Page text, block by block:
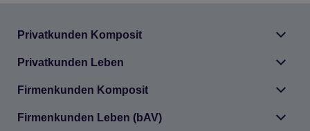
Pri­vat­kun­den Kom­po­sit
Pri­vat­kun­den Leben
Fir­men­kun­den Kom­po­sit
Fir­men­kun­den Leben (bAV)